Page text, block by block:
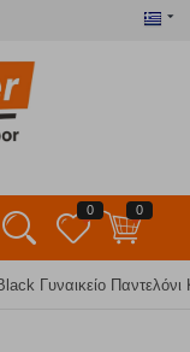
0 0
Γυναικείο Παντελόνι